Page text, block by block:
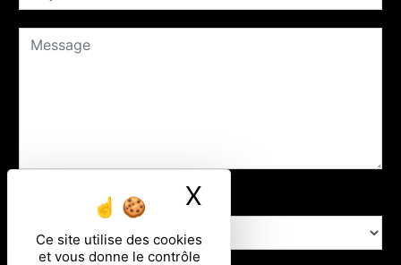
Ce site utilise des cookies
et vous donne le contrôle
X
Combien font un plus cinq